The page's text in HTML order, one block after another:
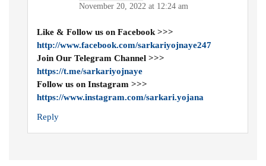
November 20, 2022 at 12:24 am
Like & Follow us on Facebook >>>
http://www.facebook.com/sarkariyojnaye247
Join Our Telegram Channel >>>
https://t.me/sarkariyojnaye
Follow us on Instagram >>>
https://www.instagram.com/sarkari.yojana
Reply